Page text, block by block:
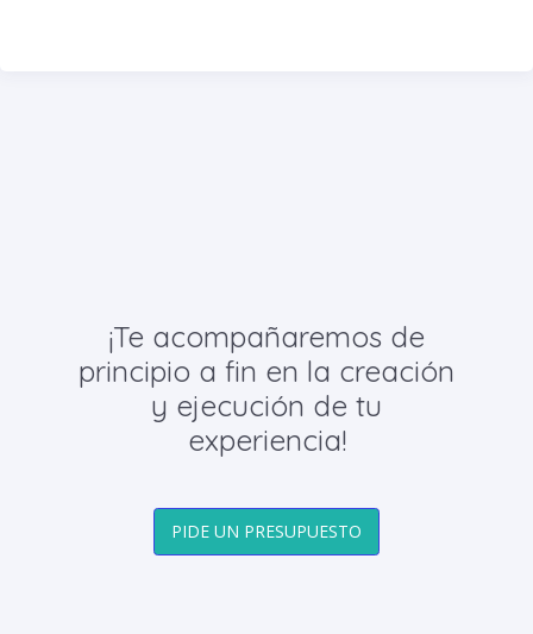
¡Te acompañaremos de
principio a fin en la creación
y ejecución de tu
experiencia!
PIDE UN PRESUPUESTO